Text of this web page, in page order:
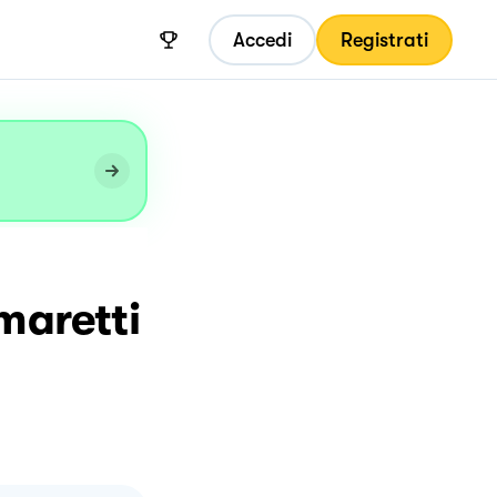
Accedi Registrati